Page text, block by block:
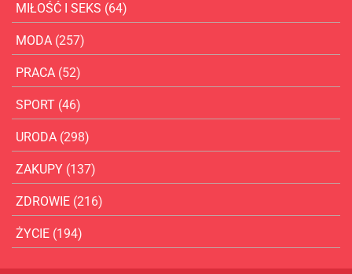
MIŁOŚĆ I SEKS (64)
MODA (257)
PRACA (52)
SPORT (46)
URODA (298)
ZAKUPY (137)
ZDROWIE (216)
ŻYCIE (194)